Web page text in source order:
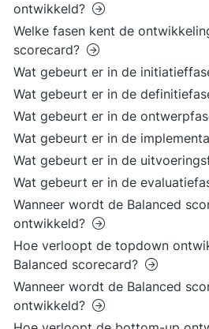
ontwikkeld?
Welke fasen kent de
scorecard?
Wat gebeurt er in de
Wat gebeurt er in de
Wat gebeurt er in de
Wat gebeurt er in de
Wat gebeurt er in de
Wat gebeurt er in de
Wanneer wordt de Balanced
ontwikkeld?
Hoe verloopt de topdown
Balanced scorecard?
Wanneer wordt de Balanced
ontwikkeld?